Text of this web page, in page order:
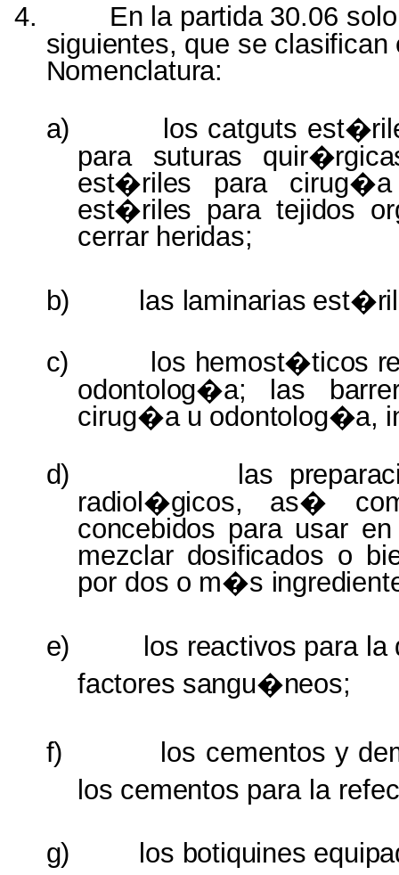
4.
En la partida 30.06 solo
siguientes, que se clasifican
Nomenclatura:
a)
los catguts
para suturas
est�riles para
est�riles paratejidos
cerrar heridas;
b) las laminarias
c)
los hemost�ticos
odontolog�a;
las
cirug�a u odontolog�a,
d)
las
radiol�gicos, as�
concebidos para usar
mezclar dosificados o
por dos o m�s
e) los reactivos para la
factores sangu�neos;
f) los cementos y
los cementos para la
g) los botiquines